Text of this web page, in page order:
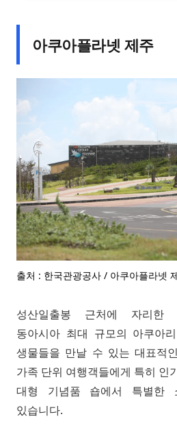
아쿠아플라넷 제주
출처 : 한국관광공사 / 아쿠아플라넷
성산일출봉 근처에 자리한
동아시아 최대 규모의 아쿠아
생물들을 만날 수 있는 대표적
가족 단위 여행객들에게 특히 인
대형 기념품 숍에서 특별한
있습니다.